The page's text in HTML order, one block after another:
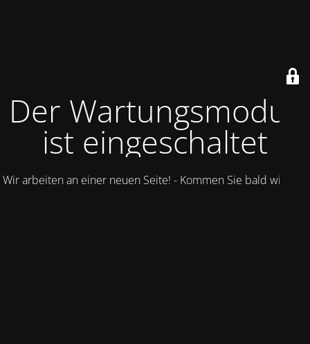
Der Wartungsmodus
ist eingeschaltet
Wir arbeiten an einer neuen Seite! - Kommen Sie bald wieder.